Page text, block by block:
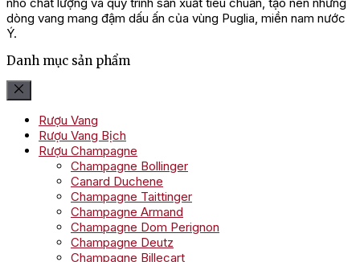
dòng vang mang đậm dấu ấn của vùng Puglia, miền nam nước
Ý.
Danh mục sản phẩm
Rượu Vang
Rượu Vang Bịch
Rượu Champagne
Champagne Bollinger
Canard Duchene
Champagne Taittinger
Champagne Armand
Champagne Dom Perignon
Champagne Deutz
Champagne Billecart